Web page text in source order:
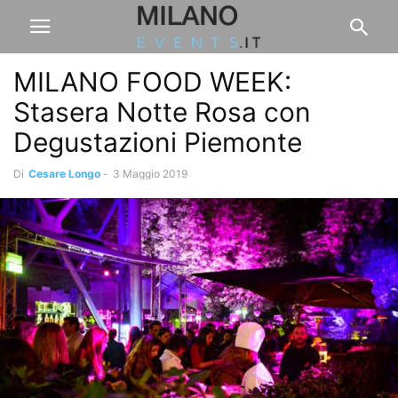
MILANO FOOD WEEK:
Stasera Notte Rosa con
Degustazioni Piemonte
Di Cesare Longo - 3 Maggio 2019